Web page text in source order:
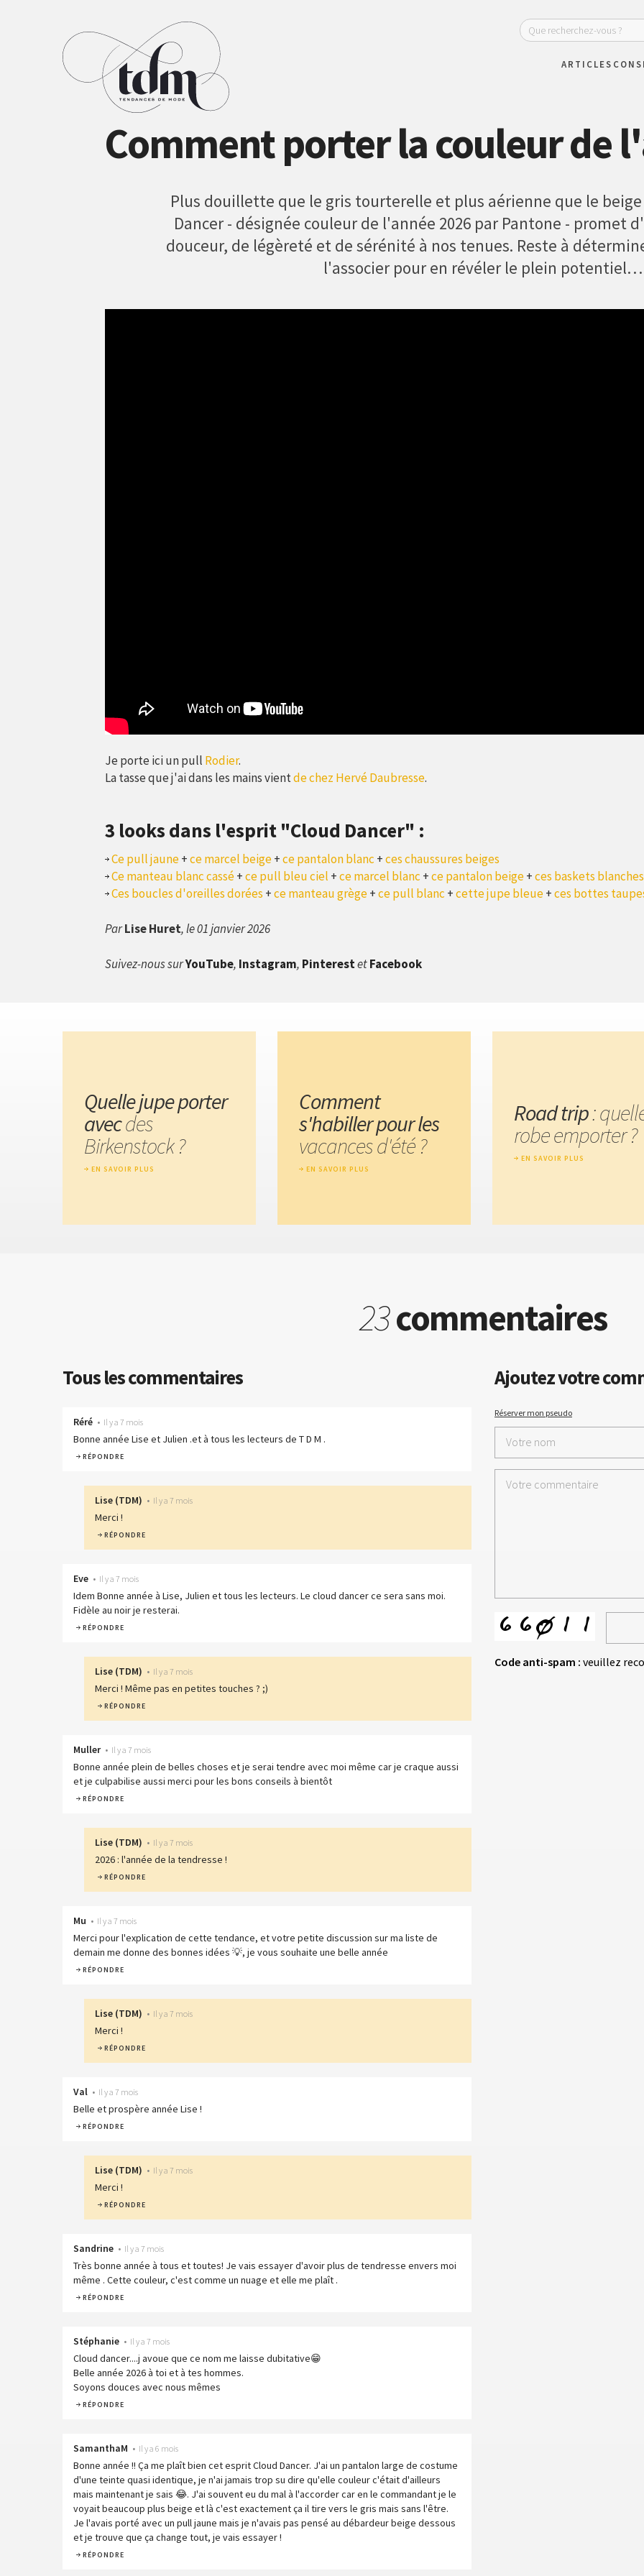
ARTICLES
Comment porter la couleur de
Plus douillette que le gris tourterelle et plus aérienne que le
Dancer - désignée couleur de l'année 2026 par Pantone - promet
douceur, de légèreté et de sérénité à nos tenues. Reste à
l'associer pour en révéler le plein potentiel…
Je porte ici un pull Rodier.
La tasse que j'ai dans les mains vientde chez Hervé Daubresse.
3 looks dans l'esprit "Cloud Dancer" :
Ce pull jaune+ce marcel beige+ce pantalon blanc +ces chaussures beiges
Ce manteau blanc cassé+ce pull bleu ciel +ce marcel blanc +ce pantalon beige+ces baskets blanches
Ces boucles d'oreilles dorées +ce manteau grège+ce pull blanc +cette jupe bleue+ces bottes
ParLise Huret, le 01 janvier 2026
Suivez-nous surYouTube, Instagram, PinterestetFacebook
Quelle jupe porter
avecdes
Birkenstock ?
EN SAVOIR PLUS
Comment
s'habiller pour les
vacances d'été ?
EN SAVOIR PLUS
Road trip:
robe emporter ?
EN SAVOIR PLUS
23commentaires
Tous les commentaires
Réré • Il y a 7 mois
Bonne année Lise et Julien .et à tous les lecteurs de T D M .
RÉPONDRE
Lise (TDM) • Il y a 7 mois
Merci !
RÉPONDRE
Eve • Il y a 7 mois
Idem Bonne année à Lise, Julien et tous les lecteurs. Le cloud dancer ce sera sans moi.
Fidèle au noir je resterai.
RÉPONDRE
Lise (TDM) • Il y a 7 mois
Merci ! Même pas en petites touches ? ;)
RÉPONDRE
Muller • Il y a 7 mois
Bonne année plein de belles choses et je serai tendre avec moi même car je craque aussi
et je culpabilise aussi merci pour les bons conseils à bientôt
RÉPONDRE
Lise (TDM) • Il y a 7 mois
2026 : l'année de la tendresse !
RÉPONDRE
Mu • Il y a 7 mois
Merci pour l'explication de cette tendance, et votre petite discussion sur ma liste de
demain me donne des bonnes idées 💡, je vous souhaite une belle année
RÉPONDRE
Lise (TDM) • Il y a 7 mois
Merci !
RÉPONDRE
Val • Il y a 7 mois
Belle et prospère année Lise !
RÉPONDRE
Lise (TDM) • Il y a 7 mois
Merci !
RÉPONDRE
Sandrine • Il y a 7 mois
Très bonne année à tous et toutes! Je vais essayer d'avoir plus de tendresse envers moi
même . Cette couleur, c'est comme un nuage et elle me plaît .
RÉPONDRE
Stéphanie • Il y a 7 mois
Cloud dancer....j avoue que ce nom me laisse dubitative😁
Belle année 2026 à toi et à tes hommes.
Soyons douces avec nous mêmes
RÉPONDRE
SamanthaM • Il y a 6 mois
Bonne année !! Ça me plaît bien cet esprit Cloud Dancer. J'ai un pantalon large de costume
d'une teinte quasi identique, je n'ai jamais trop su dire qu'elle couleur c'était d'ailleurs
mais maintenant je sais 😂. J'ai souvent eu du mal à l'accorder car en le commandant je le
voyait beaucoup plus beige et là c'est exactement ça il tire vers le gris mais sans l'être.
Je l'avais porté avec un pull jaune mais je n'avais pas pensé au débardeur beige dessous
et je trouve que ça change tout, je vais essayer !
RÉPONDRE
Ajoutez votre
Réserver mon pseudo
Code anti-spam : veuillez